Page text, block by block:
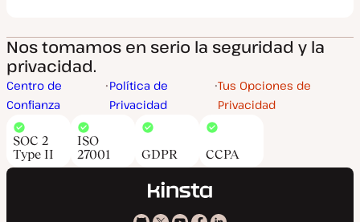
Nos tomamos en serio la seguridad y la
privacidad.
Centro de
Confianza
Política de
Privacidad
Tus Opciones de
Privacidad
SOC 2
Type II
ISO
27001
GDPR CCPA